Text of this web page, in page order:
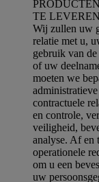
TE LEVEREN
Wij zullen uw
relatie met u,
gebruik van
of uw
moeten we
contractuele
en controle,
veiligheid,
analyse. Af en
operationele
om u een
uw